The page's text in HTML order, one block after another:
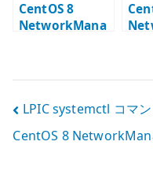
CentOS 8
NetworkMana
Bridge 設定
設定
投
稿
LPIC systemctl コマ
CentOS 8